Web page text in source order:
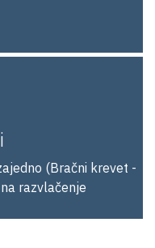
(Bračni krevet -
razvlačenje